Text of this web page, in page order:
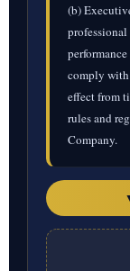
(b)
comply
effect from
rules and
Company.